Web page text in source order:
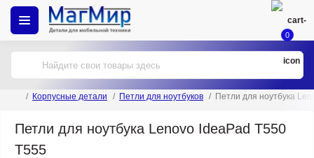
0
Корпусные детали Петли для ноутбуков Петли для ноутбука
Петли для ноутбука Lenovo IdeaPad T550
T555